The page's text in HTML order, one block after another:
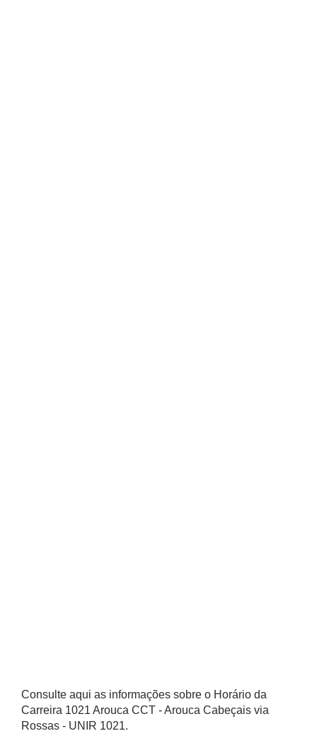
Consulte aqui as informações sobre o Horário da
Carreira 1021 Arouca CCT - Arouca Cabeçais via
Rossas - UNIR 1021.